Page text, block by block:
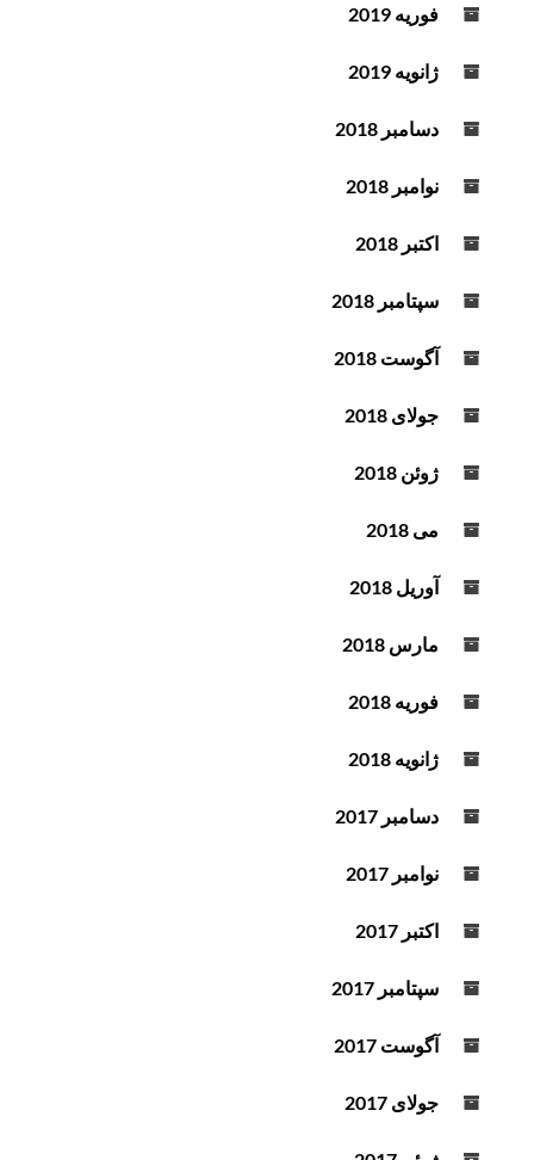
فوریه 2019
ژانویه 2019
دسامبر 2018
نوامبر 2018
اکتبر 2018
سپتامبر 2018
آگوست 2018
جولای 2018
ژوئن 2018
می 2018
آوریل 2018
مارس 2018
فوریه 2018
ژانویه 2018
دسامبر 2017
نوامبر 2017
اکتبر 2017
سپتامبر 2017
آگوست 2017
جولای 2017